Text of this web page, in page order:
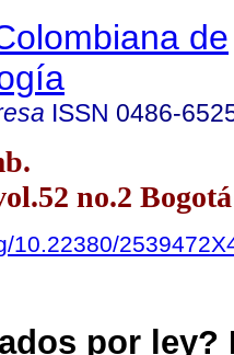
de
ISSN 0486-
no.2
10.22380/
por ley?